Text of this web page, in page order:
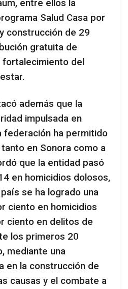
entre ellos la
Salud Casa por
construcción de 29
gratuita de
del
además que la
impulsada en
federación ha permitido
en Sonora como a
que la entidad pasó
en homicidios dolosos,
se ha logrado una
ciento en homicidios
ciento en delitos de
los primeros 20
mediante una
en la construcción de
causas y el combate a